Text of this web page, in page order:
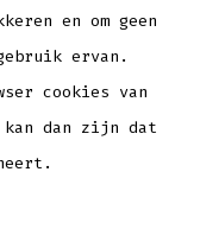
en om geen
ervan.
cookies van
kan dan zijn dat